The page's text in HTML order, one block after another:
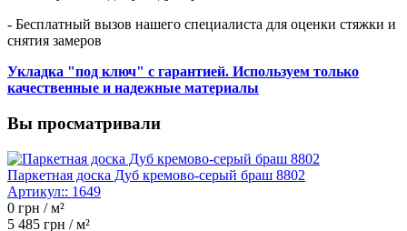
- Бесплатный вызов нашего специалиста для оценки стяжки и
снятия замеров
Укладка "под ключ" с гарантией. Используем только
качественные и надежные материалы
Вы просматривали
Паркетная доска Дуб кремово-серый браш 8802
Артикул:: 1649
0 грн / м²
5 485 грн / м²